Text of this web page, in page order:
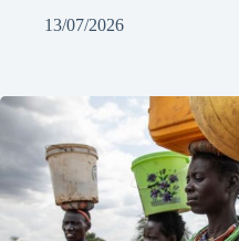
13/07/2026